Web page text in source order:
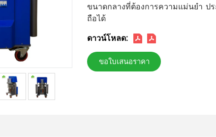
ขนาดกลางที่ต้องการความแม่นยำ ป
ถือได้
ดาวน์โหลด:
ขอใบเสนอราคา